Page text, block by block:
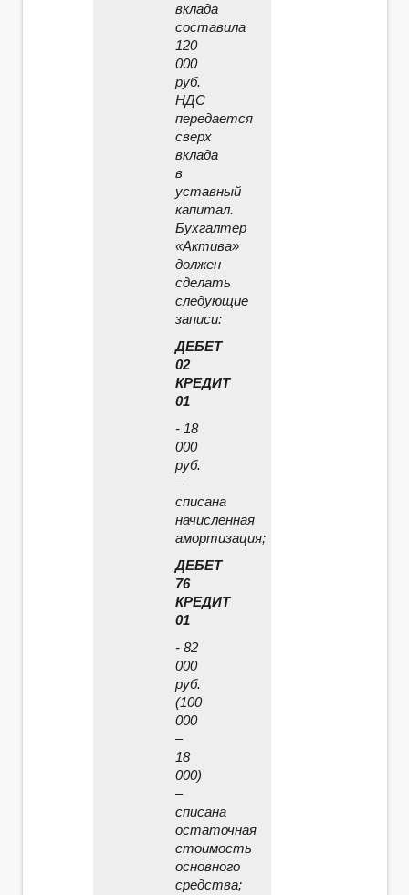
вклада
составила
120
000
руб.
НДС
передается
сверх
вклада
в
уставный
капитал.
Бухгалтер
«Актива»
должен
сделать
следующие
записи:
ДЕБЕТ
02
КРЕДИТ
01
- 18
000
руб.
–
списана
начисленная
амортизация;
ДЕБЕТ
76
КРЕДИТ
01
- 82
000
руб.
(100
000
–
18
000)
–
списана
остаточная
стоимость
основного
средства;